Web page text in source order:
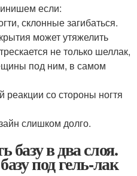
если:
склонные загибаться.
может утяжелить
не только шеллак,
под ним, в самом
реакции со стороны ногтя
слишком долго.
в два слоя.
под гель-лак